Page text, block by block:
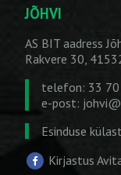
JÕHVI
AS BIT aadress
Rakvere 30,
telefon: 33
e-post:
Esinduse
Kirjastus